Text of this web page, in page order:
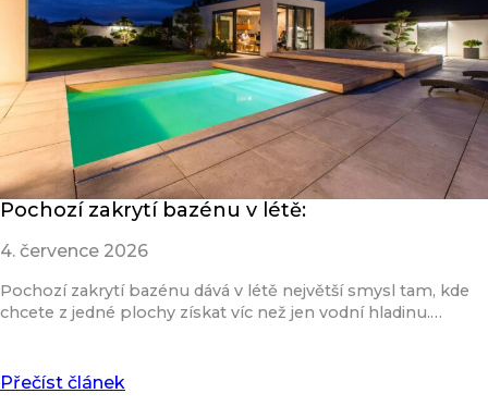
Pochozí zakrytí bazénu v létě:
4. července 2026
Pochozí zakrytí bazénu dává v létě největší smysl tam, kde
chcete z jedné plochy získat víc než jen vodní hladinu.…
Přečíst článek